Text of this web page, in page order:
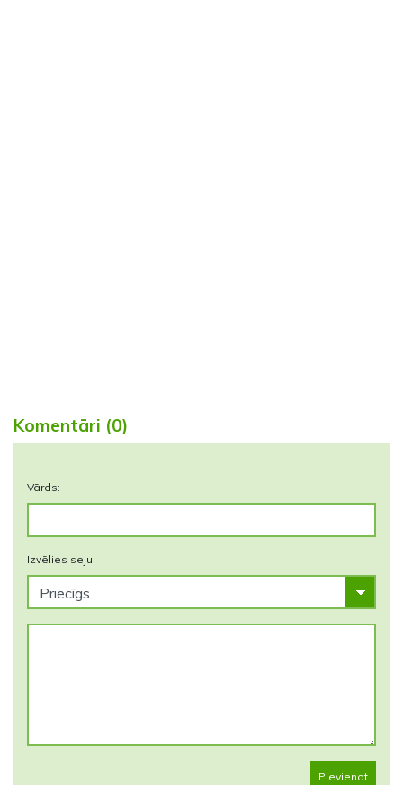
Komentāri (0)
Vārds:
Izvēlies seju:
Pievienot